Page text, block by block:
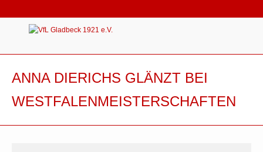
ANNA DIERICHS GLÄNZT BEI
WESTFALENMEISTERSCHAFTEN